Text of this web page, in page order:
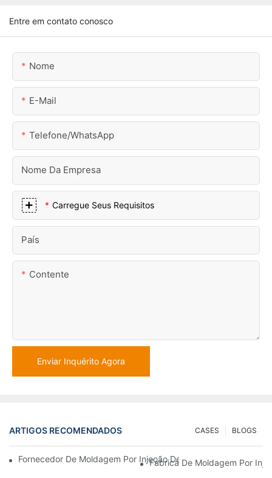
Entre em contato conosco
Nome
E-Mail
Telefone/WhatsApp
Nome Da Empresa
Carregue Seus Requisitos
País
Contente
Enviar Inquérito Agora
ARTIGOS RECOMENDADOS BLOGS
CASES
Fornecedor De Moldagem Por Injeção De Plástico Com Ampla
Fábrica De Moldagem Por